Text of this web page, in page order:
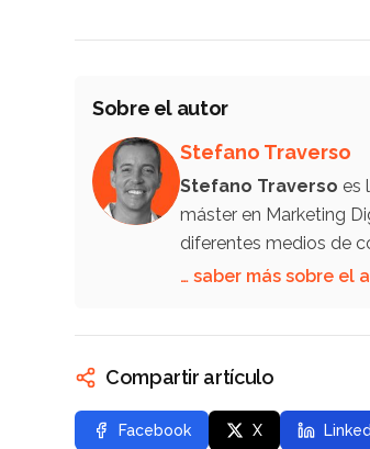
Sobre el autor
Stefano Traverso
Stefano Traverso es
máster en Marketing
diferentes medios de
… saber más sobre el
Compartir artículo
Facebook X